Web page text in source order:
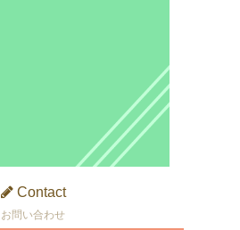
Contact
お問い合わせ